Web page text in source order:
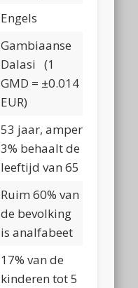
Engels
Gambiaanse
Dalasi (1
GMD = ±0.014
EUR)
53 jaar, amper
3% behaalt de
leeftijd van 65
Ruim 60% van
de bevolking
is analfabeet
17% van de
kinderen tot 5